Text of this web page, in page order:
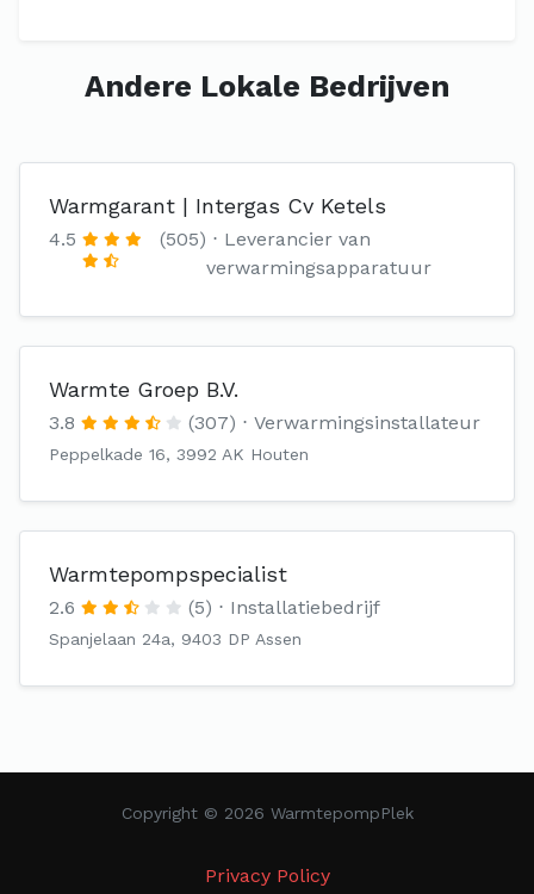
Andere Lokale Bedrijven
Warmgarant | Intergas Cv Ketels
4.5 (505)
Leverancier van
verwarmingsapparatuur
Warmte Groep B.V.
3.8 (307) Verwarmingsinstallateur
Peppelkade 16, 3992 AK Houten
Warmtepompspecialist
2.6 (5) Installatiebedrijf
Spanjelaan 24a, 9403 DP Assen
Copyright © 2026 WarmtepompPlek
Privacy Policy